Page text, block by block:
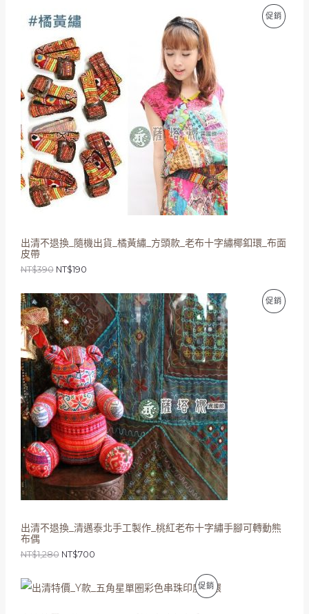
促銷 特
出清不退換_隨機出貨_橘黃繡_方頭款_老布十字繡椰釦環_布面
皮帶
NT$390
原
始
格
：
N
T
$
3
9
0
。
NT$190
：
N
T
$
1
9
0
。
促銷 特
出清不退換_清邁泰北手工製作_桃紅老布十字繡手腳可轉動熊
布偶
NT$1,280
原
始
價
格
：
N
T
$
1
,
2
8
0
。
NT$700
目
前
價
格
：
N
T
$
7
0
0
。
促銷 特
原
始
目
前